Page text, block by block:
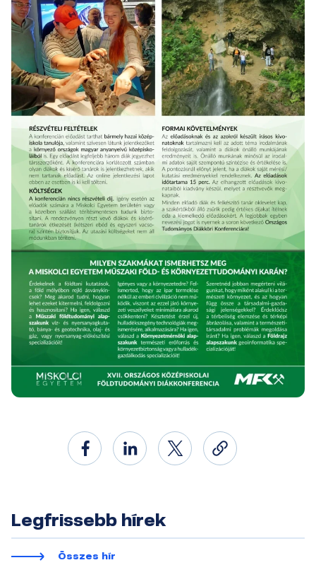
Legfrissebb hírek
Összes hír